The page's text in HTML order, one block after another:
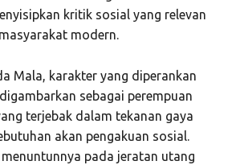
kritik sosial yang relevan
modern.
Mala, karakter yang diperankan
sebagai perempuan
terjebak dalam tekanan gaya
akan pengakuan sosial.
pada jeratan utang